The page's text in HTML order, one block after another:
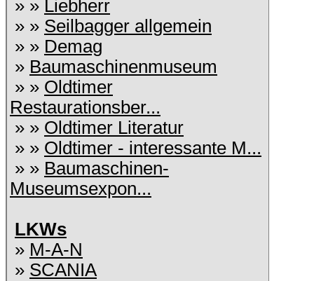
» » Liebherr
» » Seilbagger allgemein
» » Demag
» Baumaschinenmuseum
» » Oldtimer
Restaurationsber...
» » Oldtimer Literatur
» » Oldtimer - interessante M...
» » Baumaschinen-
Museumsexpon...
LKWs
» M-A-N
» SCANIA